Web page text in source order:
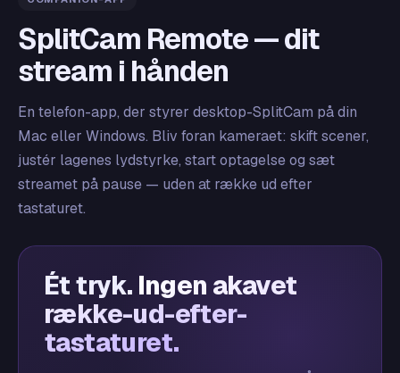
SplitCam Remote — dit
stream i hånden
En telefon-app, der styrer desktop-SplitCam på din
Mac eller Windows. Bliv foran kameraet: skift scener,
justér lagenes lydstyrke, start optagelse og sæt
streamet på pause — uden at række ud efter
tastaturet.
Ét tryk. Ingen akavet
række-ud-efter-
tastaturet.